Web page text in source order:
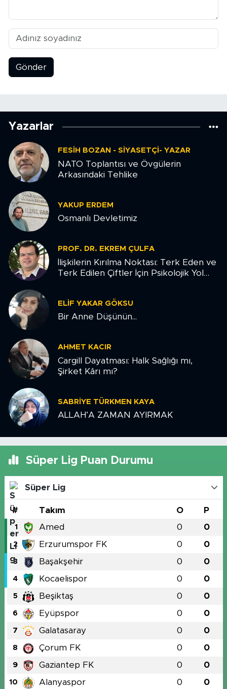
Gönder
Yazarlar
FESIH BOZAN - SIYASETÇI- YAZAR
NATO Toplantısı ve Övgülerin
Arkasındaki Tehlike
YAKUP ERDEM
Osmanlı Devletimiz
PROF. DR. EKREM ÇULFA
İlişkilerin Kırılma Noktası: Terk Eden ve
Terk Edilen Çiftler İçin Psikolojik Yol
ELIF YAKAR GÖKSU
Bir Anne Düşünün...
AHMET KACIR
Cargill Dayatması: Halk Sağlığı mı,
Şirket Kârı mı?
SABRIYE TÜRKMEN KAYA
ALLAH’A ZAMAN AYIRMAK
Süper Lig Puan Durumu
Süper Lig
# Takım O P
1 Amed 0 0
2 Erzurumspor FK 0 0
3 Başakşehir 0 0
4 Kocaelispor 0 0
5 Beşiktaş 0 0
6 Eyüpspor 0 0
7 Galatasaray 0 0
8 Çorum FK 0 0
9 Gaziantep FK 0 0
10 Alanyaspor 0 0